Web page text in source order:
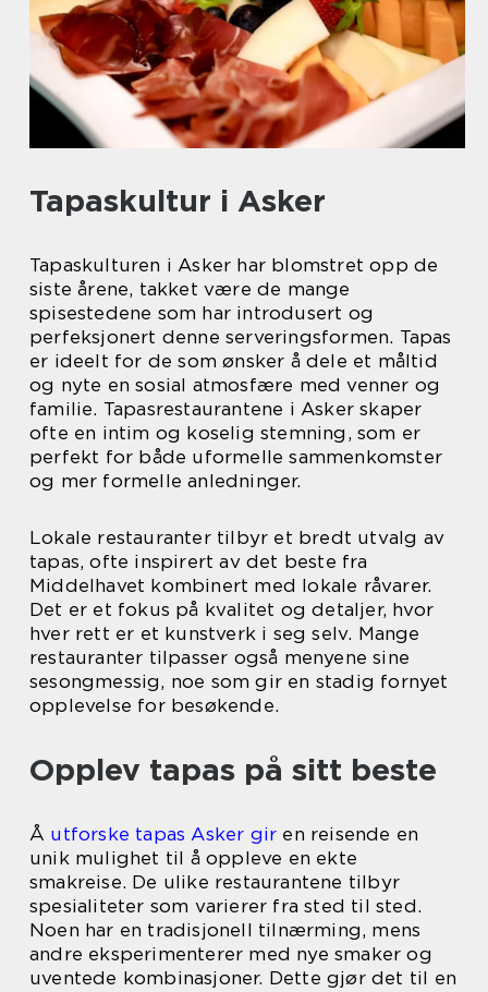
Tapaskultur i Asker
Tapaskulturen i Asker har blomstret opp de
siste årene, takket være de mange
spisestedene som har introdusert og
perfeksjonert denne serveringsformen. Tapas
er ideelt for de som ønsker å dele et måltid
og nyte en sosial atmosfære med venner og
familie. Tapasrestaurantene i Asker skaper
ofte en intim og koselig stemning, som er
perfekt for både uformelle sammenkomster
og mer formelle anledninger.
Lokale restauranter tilbyr et bredt utvalg av
tapas, ofte inspirert av det beste fra
Middelhavet kombinert med lokale råvarer.
Det er et fokus på kvalitet og detaljer, hvor
hver rett er et kunstverk i seg selv. Mange
restauranter tilpasser også menyene sine
sesongmessig, noe som gir en stadig fornyet
opplevelse for besøkende.
Opplev tapas på sitt beste
Å utforske tapas Asker gir en reisende en
unik mulighet til å oppleve en ekte
smakreise. De ulike restaurantene tilbyr
spesialiteter som varierer fra sted til sted.
Noen har en tradisjonell tilnærming, mens
andre eksperimenterer med nye smaker og
uventede kombinasjoner. Dette gjør det til en